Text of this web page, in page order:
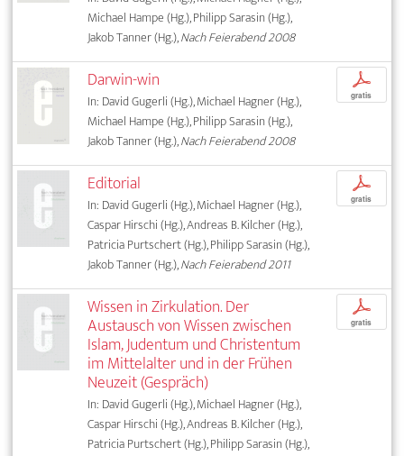
Michael Hampe (Hg.), Philipp Sarasin (Hg.),
Jakob Tanner (Hg.),Nach Feierabend 2008
Darwin-win
In: David Gugerli (Hg.), Michael Hagner (Hg.),
Michael Hampe (Hg.), Philipp Sarasin (Hg.),
Jakob Tanner (Hg.),Nach Feierabend 2008
p
gratis
Editorial
In: David Gugerli (Hg.), Michael Hagner (Hg.),
Caspar Hirschi (Hg.), Andreas B. Kilcher (Hg.),
Patricia Purtschert (Hg.), Philipp Sarasin (Hg.),
Jakob Tanner (Hg.),Nach Feierabend 2011
p
gratis
Wissen in Zirkulation. Der
Austausch von Wissen zwischen
Islam, Judentum und Christentum
im Mittelalter und in der Frühen
Neuzeit (Gespräch)
In: David Gugerli (Hg.), Michael Hagner (Hg.),
Caspar Hirschi (Hg.), Andreas B. Kilcher (Hg.),
Patricia Purtschert (Hg.), Philipp Sarasin (Hg.),
p
gratis